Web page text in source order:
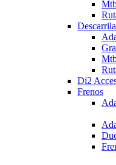
Di2
Frenos